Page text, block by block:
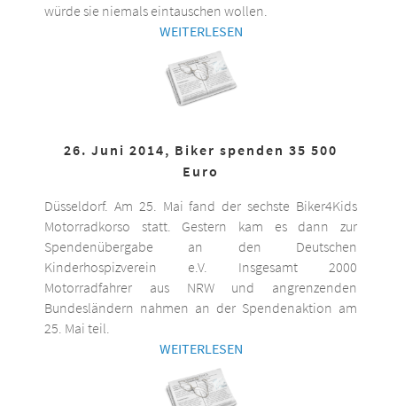
würde sie niemals eintauschen wollen.
WEITERLESEN
26. Juni 2014, Biker spenden 35 500
Euro
Düsseldorf. Am 25. Mai fand der sechste Biker4Kids
Motorradkorso statt. Gestern kam es dann zur
Spendenübergabe an den Deutschen
Kinderhospizverein e.V. Insgesamt 2000
Motorradfahrer aus NRW und angrenzenden
Bundesländern nahmen an der Spendenaktion am
25. Mai teil.
WEITERLESEN